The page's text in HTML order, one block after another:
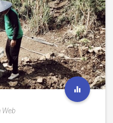
Web